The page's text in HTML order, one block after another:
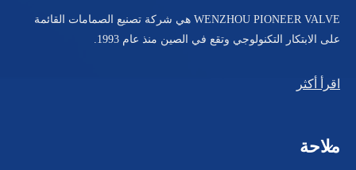
WENZHOU PIONEER VALVE هي شركة تصنيع الصمامات القائمة
على الابتكار التكنولوجي وتقع في الصين منذ عام 1993.
اقرأ أكثر
ملاحة